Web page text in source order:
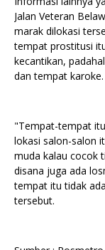
Jalan Veteran
marak dilokasi
tempat prostitusi
kecantikan,
dan tempat karoke.
"Tempat-tempat
lokasi salon-salon
muda kalau cocok
disana juga ada
tempat itu tidak
tersebut.